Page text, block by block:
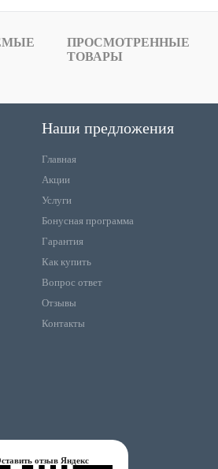
ПРОСМОТРЕННЫЕ
ТОВАРЫ
Наши предложения
Главная
Акции
Услуги
Бонусная программа
Гарантия
Как купить
Вопрос ответ
Отзывы
Контакты
отзыв Яндекс